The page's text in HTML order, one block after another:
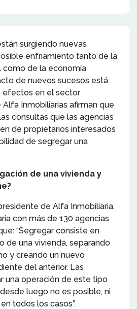
surgiendo nuevas
enfriamiento tanto de la
como de la economía
de nuevos sucesos está
efectos en el sector
Inmobiliarias afirman que
consultas que las agencias
de propietarios interesados
de segregar una
de una vivienda y
de Alfa Inmobiliaria,
con más de 130 agencias
“Segregar consiste en
de una vivienda, separando
y creando un nuevo
del anterior. Las
una operación de este tipo
luego no es posible, ni
todos los casos”.